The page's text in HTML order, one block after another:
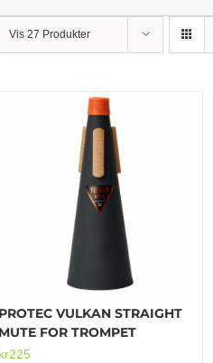
Vis 27 Produkter
PROTEC VULKAN STRAIGHT
MUTE FOR TROMPET
kr225